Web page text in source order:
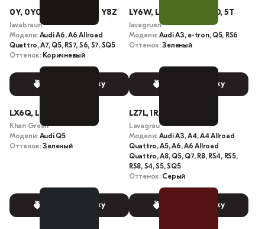
0Y, 0Y0Y, LY8Z, L-Y8Z, Y8Z
Javabraun
Модели: Audi A6, A6 Allroad
Quattro, A7, Q5, RS7, S6, S7, SQ5
Оттенок: Коричневый
Выбрать краску
LY6W, L-Y6W, Y6W, Q0, 5T
Javagruen
Модели: Audi A3, e-tron, Q5, RS6
Оттенок:Зеленый
Выбрать краску
LX6Q, L-X6Q, X6Q, E6
Khan Green
Модели: Audi Q5
Оттенок:Зеленый
Выбрать краску
LZ7L, 1R, 1R1R, Z7L
Lavagrau
Модели: Audi A3, A4, A4 Allroad
Quattro, A5, A6, A6 Allroad
Quattro, A8, Q5, Q7, R8, RS4, RS5,
RS8, S4, S5, SQ5
Оттенок: Серый
Выбрать краску